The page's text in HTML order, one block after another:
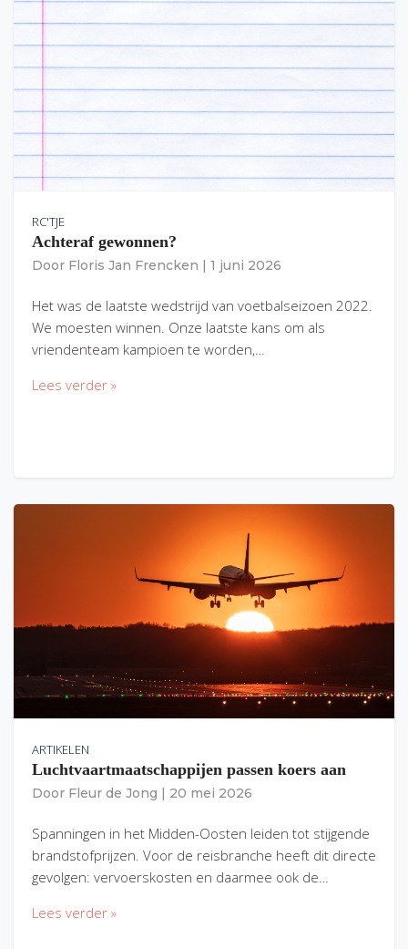
RC'TJE
Achteraf gewonnen?
Door Floris Jan Frencken 1 juni 2026
Het was de laatste wedstrijd van voetbalseizoen 2022.
We moesten winnen. Onze laatste kans om als
vriendenteam kampioen te worden,…
Lees verder »
ARTIKELEN
Luchtvaartmaatschappijen passen koers aan
Door Fleur de Jong 20 mei 2026
Spanningen in het Midden-Oosten leiden tot stijgende
brandstofprijzen. Voor de reisbranche heeft dit directe
gevolgen: vervoerskosten en daarmee ook de…
Lees verder »